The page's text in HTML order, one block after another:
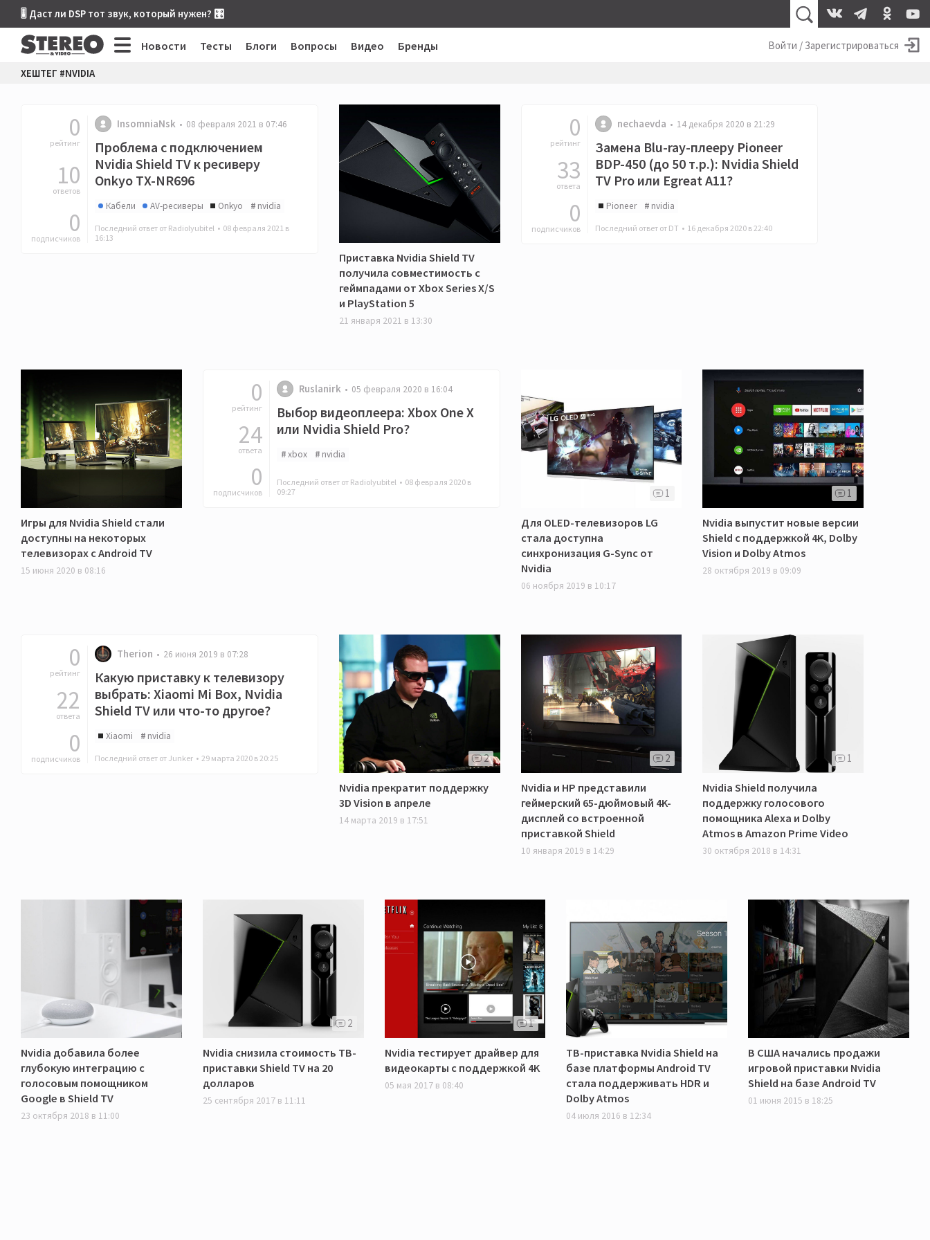
🎚 Даст ли DSP тот звук, который нужен? 🎛
Новости Тесты Блоги Вопросы Видео Бренды Войти / Зарегистрироваться
ХЕШТЕГ #NVIDIA
0
рейтинг
10
ответов
0
подписчиков
InsomniaNsk 08 февраля 2021 в 07:46
Проблема с подключением
Nvidia Shield TV к ресиверу
Onkyo TX-NR696
Кабели AV-ресиверы Onkyo nvidia
Последний ответ от Radiolyubitel • 08 февраля 2021 в
16:13
Приставка Nvidia Shield TV
получила совместимость с
геймпадами от Xbox Series X/S
и PlayStation 5
21 января 2021 в 13:30
0
рейтинг
33
ответа
0
подписчиков
nechaevda 14 декабря 2020 в 21:29
Замена Blu-ray-плееру Pioneer
BDP-450 (до 50 т.р.): Nvidia Shield
TV Pro или Egreat A11?
Pioneer nvidia
Последний ответ от DT • 16 декабря 2020 в 22:40
Игры для Nvidia Shield стали
доступны на некоторых
телевизорах с Android TV
15 июня 2020 в 08:16
0
рейтинг
24
ответа
0
подписчиков
Ruslanirk 05 февраля 2020 в 16:04
Выбор видеоплеера: Xbox One X
или Nvidia Shield Pro?
xbox nvidia
Последний ответ от Radiolyubitel • 08 февраля 2020 в
09:27
1
Для OLED-телевизоров LG
стала доступна
синхронизация G-Sync от
Nvidia
06 ноября 2019 в 10:17
1
Nvidia выпустит новые версии
Shield с поддержкой 4K, Dolby
Vision и Dolby Atmos
28 октября 2019 в 09:09
0
рейтинг
22
ответа
0
подписчиков
Therion 26 июня 2019 в 07:28
Какую приставку к телевизору
выбрать: Xiaomi Mi Box, Nvidia
Shield TV или что-то другое?
Xiaomi nvidia
Последний ответ от Junker • 29 марта 2020 в 20:25 2
Nvidia прекратит поддержку
3D Vision в апреле
14 марта 2019 в 17:51
2
Nvidia и HP представили
геймерский 65-дюймовый 4K-
дисплей со встроенной
приставкой Shield
10 января 2019 в 14:29
1
Nvidia Shield получила
поддержку голосового
помощника Alexa и Dolby
Atmos в Amazon Prime Video
30 октября 2018 в 14:31
Nvidia добавила более
глубокую интеграцию с
голосовым помощником
Google в Shield TV
23 октября 2018 в 11:00
2
Nvidia снизила стоимость ТВ-
приставки Shield TV на 20
долларов
25 сентября 2017 в 11:11
1
Nvidia тестирует драйвер для
видеокарты с поддержкой 4K
05 мая 2017 в 08:40
ТВ-приставка Nvidia Shield на
базе платформы Android TV
стала поддерживать HDR и
Dolby Atmos
04 июля 2016 в 12:34
В США начались продажи
игровой приставки Nvidia
Shield на базе Android TV
01 июня 2015 в 18:25